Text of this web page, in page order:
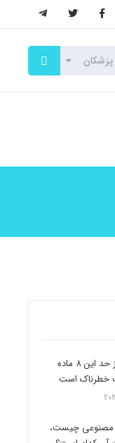
مصرف بیش از حد این 8 ماده
خطرناک است
مصنوعی چیست،